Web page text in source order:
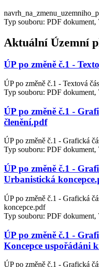
Typ souboru: PDF
Aktuální Územní
ÚP po změně č.1 -
ÚP po změně č.1 - Textová
Typ souboru: PDF
ÚP po změně č.1 -
členění.pdf
ÚP po změně č.1 - Grafická
Typ souboru: PDF
ÚP po změně č.1 -
Urbanistická
ÚP po změně č.1 - Grafická
koncepce.pdf
Typ souboru: PDF
ÚP po změně č.1 -
Koncepce uspořádáni
ÚP po změně č.1 - Grafická